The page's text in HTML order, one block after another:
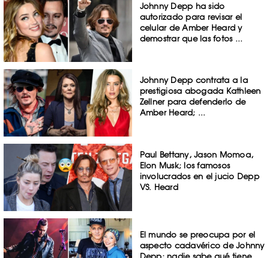
Johnny Depp ha sido
autorizado para revisar el
celular de Amber Heard y
demostrar que las fotos ...
Johnny Depp contrata a la
prestigiosa abogada Kathleen
Zellner para defenderlo de
Amber Heard; ...
Paul Bettany, Jason Momoa,
Elon Musk; los famosos
involucrados en el jucio Depp
VS. Heard
El mundo se preocupa por el
aspecto cadavérico de Johnny